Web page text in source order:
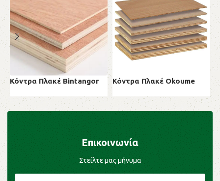
Κόντρα Πλακέ Bintangor
Κόντρα Πλακέ
Κόντρα Πλακέ Okoume
Κόντρα Πλακέ
Επικοινωνία
Στείλτε μας μήνυμα